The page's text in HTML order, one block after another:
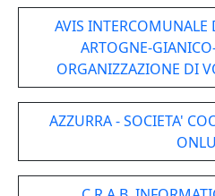
AVIS
ARTOGNE-
ORGANIZZAZIONE DI
AZZURRA - SOCIETA'